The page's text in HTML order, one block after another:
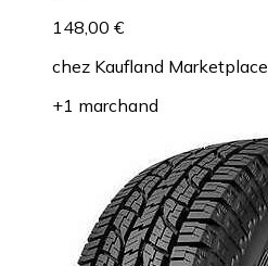
148,00 €
chez Kaufland Marketplace
+1 marchand